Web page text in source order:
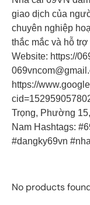
giao dịch của
chuyên nghiệp
thắc mắc và hỗ
Website: https://
https://
Trọng, Phường
Nam Hashtags:
#dangky69vn
No products